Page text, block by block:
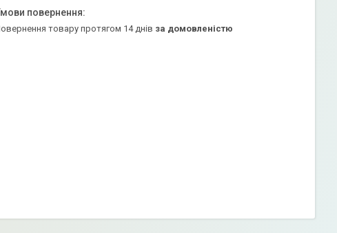
повернення товару протягом 14 днів за домовленістю